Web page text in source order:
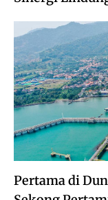
Pertama di